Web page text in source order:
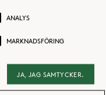
MEDIER
ANALYS
MARKNADSFÖRING
JA, JAG SAMTYCKER.